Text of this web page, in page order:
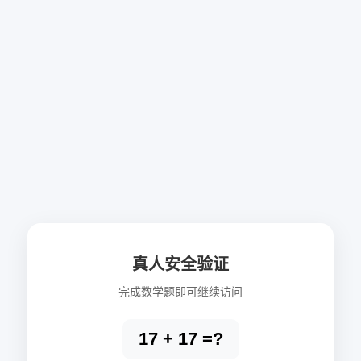
真人安全验证
完成数学题即可继续访问
17 + 17 =?